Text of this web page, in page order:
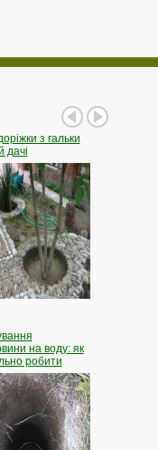
з гальки
дачі
на воду: як
робити